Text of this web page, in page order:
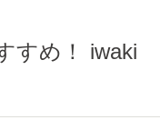
すめ！ iwaki